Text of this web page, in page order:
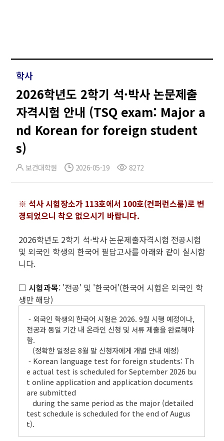
학사
2026학년도 2학기 석·박사 논문제출
자격시험 안내 (TSQ exam: Major a
nd Korean for foreign student
s)
보건대학원 2026-05-19 8272
※ 석사 시험장소가 113호에서 100호(컨퍼런스룸)로 변
경되었으니 착오 없으시기 바랍니다.
2026학년도 2학기 석·박사 논문제출자격시험 전공시험
및 외국인 학생의 한국어 필답고사를 아래와 같이 실시합
니다.
□ 시험과목: '전공' 및 '한국어'(한국어 시험은 외국인 학
생만 해당)
- 외국인 학생의 한국어 시험은 2026. 9월 시행 예정이나,
전공과 동일 기간 내 온라인 신청 및 서류 제출을 완료해야
함.
(정확한 일정은 8월 말 신청자에게 개별 안내 예정)
- Korean language test for foreign students: Th
e actual test is scheduled for September 2026 bu
t online application and application documents
are submitted
during the same period as the major (detailed
test schedule is scheduled for the end of Augus
t).